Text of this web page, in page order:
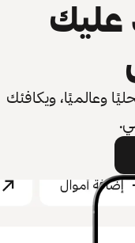
وعالميًا، ويكافئك